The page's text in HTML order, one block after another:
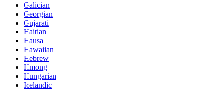
Galician
Georgian
Gujarati
Haitian
Hausa
Hawaiian
Hebrew
Hmong
Hungarian
Icelandic